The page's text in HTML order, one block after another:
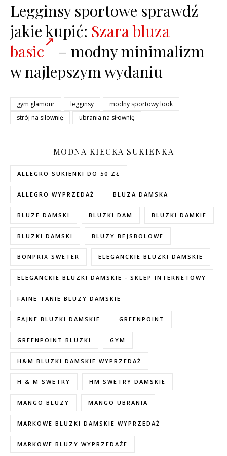
Legginsy sportowe sprawdź
jakie kupić: Szara bluza
basic
– modny minimalizm
w najlepszym wydaniu
gym glamour legginsy
modny sportowy look
strój na siłownię
ubrania na siłownię
MODNA KIECKA SUKIENKA
ALLEGRO SUKIENKI DO 50 ZŁ
ALLEGRO WYPRZEDAŻ BLUZA DAMSKA
BLUZE DAMSKI BLUZKI DAM BLUZKI DAMKIE
BLUZKI DAMSKI BLUZY BEJSBOLOWE
BONPRIX SWETER ELEGANCKIE BLUZKI DAMSKIE
ELEGANCKIE BLUZKI DAMSKIE - SKLEP INTERNETOWY
FAINE TANIE BLUZY DAMSKIE
FAJNE BLUZKI DAMSKIE GREENPOINT
GREENPOINT BLUZKI GYM
H&M BLUZKI DAMSKIE WYPRZEDAŻ
H & M SWETRY HM SWETRY DAMSKIE
MANGO BLUZY MANGO UBRANIA
MARKOWE BLUZKI DAMSKIE WYPRZEDAŻ
MARKOWE BLUZY WYPRZEDAŻE